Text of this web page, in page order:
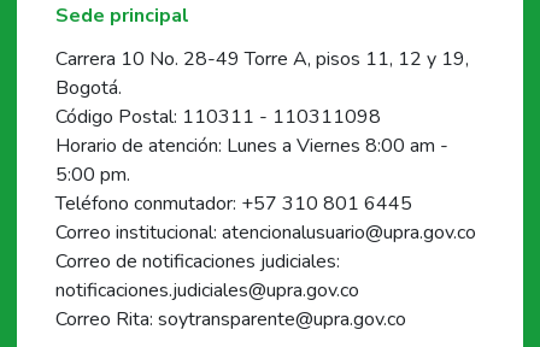
Sede principal
Carrera 10 No. 28-49 Torre A, pisos 11, 12 y 19,
Bogotá.
Código Postal: 110311 - 110311098
Horario de atención: Lunes a Viernes 8:00 am -
5:00 pm.
Teléfono conmutador: +57 310 801 6445
Correo institucional: atencionalusuario@upra.gov.co
Correo de notificaciones judiciales:
notificaciones.judiciales@upra.gov.co
Correo Rita: soytransparente@upra.gov.co